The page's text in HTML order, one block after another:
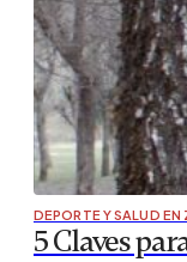
DEPORTE Y SALUD
5 Claves